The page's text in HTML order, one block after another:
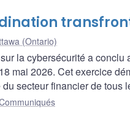
(Ontario)
la cybersécurité a
mai 2026. Cet exercice
secteur financier de tous